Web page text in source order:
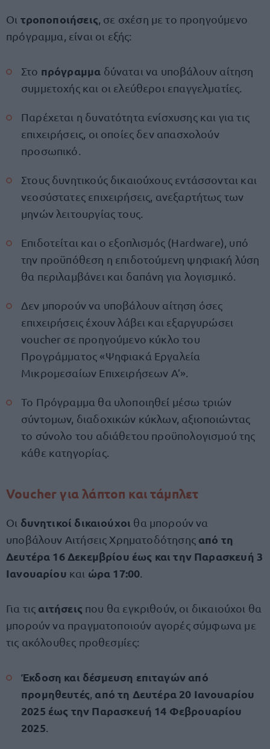
Οι τροποποιήσεις , σε σχέση με το προηγούμενο
πρόγραμμα, είναι οι εξής:
Στο πρόγραμμα δύναται να υποβάλουν αίτηση
συμμετοχής και οι ελεύθεροι επαγγελματίες.
Παρέχεται η δυνατότητα ενίσχυσης και για τις
επιχειρήσεις, οι οποίες δεν απασχολούν
προσωπικό.
Στους δυνητικούς δικαιούχους εντάσσονται και
νεοσύστατες επιχειρήσεις, ανεξαρτήτως των
μηνών λειτουργίας τους.
Επιδοτείται και ο εξοπλισμός (Hardware), υπό
την προϋπόθεση η επιδοτούμενη ψηφιακή λύση
θα περιλαμβάνει και δαπάνη για λογισμικό.
Δεν μπορούν να υποβάλουν αίτηση όσες
επιχειρήσεις έχουν λάβει και εξαργυρώσει
voucher σε προηγούμενο κύκλο του
Προγράμματος «Ψηφιακά Εργαλεία
Μικρομεσαίων Επιχειρήσεων Α’».
Το Πρόγραμμα θα υλοποιηθεί μέσω τριών
σύντομων, διαδοχικών κύκλων, αξιοποιώντας
το σύνολο του αδιάθετου προϋπολογισμού της
κάθε κατηγορίας.
Voucher για λάπτοπ και τάμπλετ
Οι δυνητικοί δικαιούχοι θα μπορούν να
υποβάλουν Αιτήσεις Χρηματοδότησης από τη
Δευτέρα 16 Δεκεμβρίου έως και την Παρασκευή 3
Ιανουαρίου και ώρα 17:00
Για τις αιτήσεις που θα εγκριθούν, οι δικαιούχοι θα
μπορούν να πραγματοποιούν αγορές σύμφωνα με
τις ακόλουθες προθεσμίες:
Έκδοση και δέσμευση επιταγών από
προμηθευτές από τη Δευτέρα 20 Ιανουαρίου
2025 έως την Παρασκευή 14 Φεβρουαρίου
2025